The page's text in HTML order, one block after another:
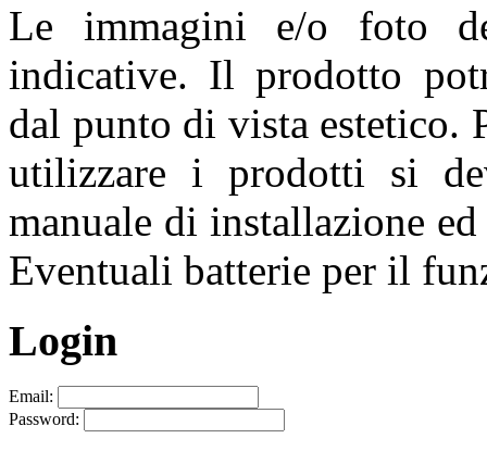
Le immagini e/o foto
indicative. Il prodotto
dal punto di vista estetico.
utilizzare i prodotti si
manuale di installazione
Eventuali batterie per il
Login
Email:
Password: